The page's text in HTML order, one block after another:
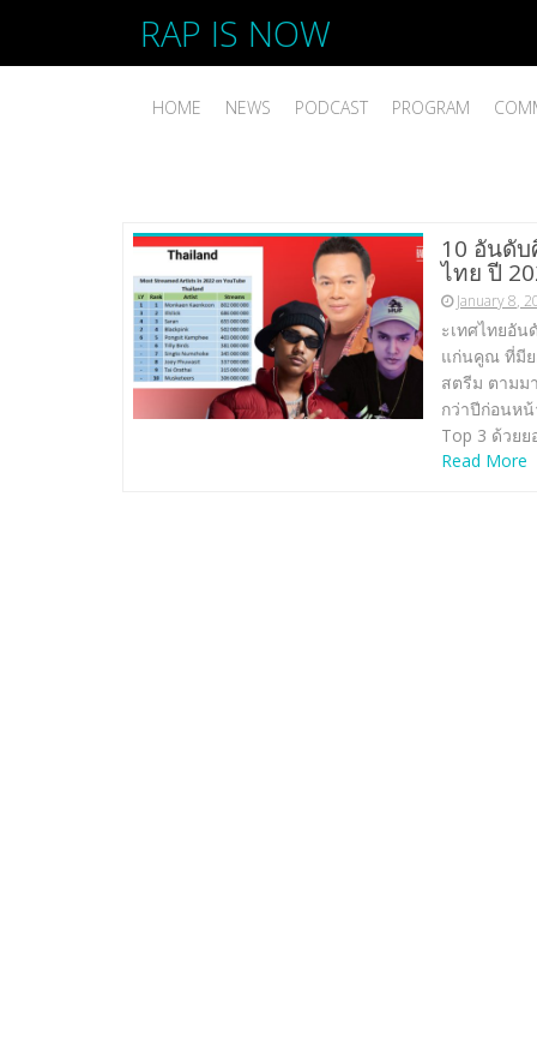
RAP IS NOW
HOME NEWS PODCAST PROGRAM
10 อันดั
ไทย ปี
January 8,
ะเทศไทยอั
แก่นคูณ ที่มีย
สตรีม ตามม
กว่าปีก่อนห
Top 3 ด้วย
Read More